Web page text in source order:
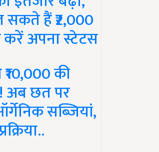
हैं ₹2,000
अपना स्टेटस
की
अब छत पर
सब्जियां,